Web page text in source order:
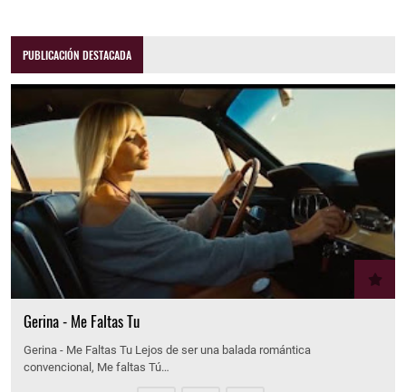
PUBLICACIÓN DESTACADA
Gerina - Me Faltas Tu
Gerina - Me Faltas Tu Lejos de ser una balada romántica
convencional, Me faltas Tú…